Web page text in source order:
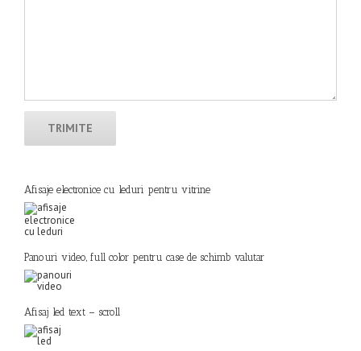
Afisaje electronice cu leduri pentru vitrine
Panouri video, full color pentru case de schimb valutar
Afisaj led text – scroll